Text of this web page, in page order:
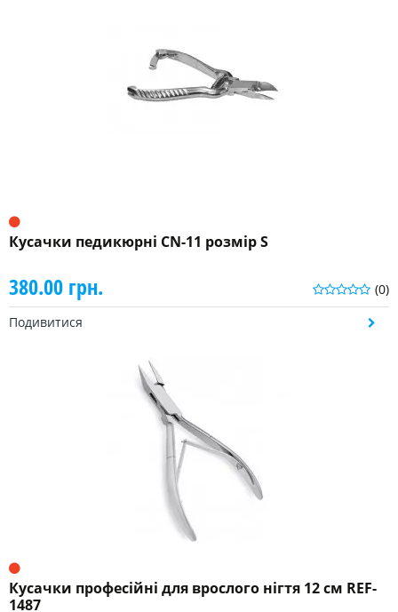
Кусачки педикюрні CN-11 розмір S
(0)
380.00 грн.
Подивитися
Кусачки професійні для врослого нігтя 12 см REF-
1487